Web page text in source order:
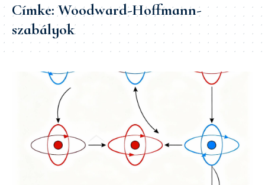
Címke:Woodward-Hoffmann-
szabályok